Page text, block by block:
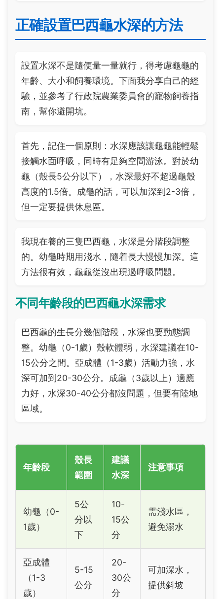
正確設置巴西龜水深的方法
設置水深不是隨便量一量就行，得考慮龜龜的
年齡、大小和飼養環境。下面我分享自己的經
驗，並參考了行政院農業委員會的寵物飼養指
南，幫你避開坑。
首先，記住一個原則：水深應該讓龜龜能輕鬆
接觸水面呼吸，同時有足夠空間游泳。對於幼
龜（殼長5公分以下），水深最好不超過龜殼
高度的1.5倍。成龜的話，可以加深到2-3倍，
但一定要提供休息區。
我現在養的三隻巴西龜，水深是分階段調整
的。幼龜時期用淺水，隨着長大慢慢加深。這
方法很有效，龜龜從沒出現過呼吸問題。
不同年齡段的巴西龜水深需求
巴西龜的生長分幾個階段，水深也要動態調
整。幼龜（0-1歲）殼軟體弱，水深建議在10-
15公分之間。亞成體（1-3歲）活動力強，水
深可加到20-30公分。成龜（3歲以上）適應
力好，水深30-40公分都沒問題，但要有陸地
區域。
年齡段
殼長
範圍
建議
水深
注意事項
幼龜（0-
1歲）
5公
分以
下
10-
15公
分
需淺水區，
避免溺水
亞成體
（1-3
歲）
5-15
公分
20-
30公
分
可加深水，
提供斜坡